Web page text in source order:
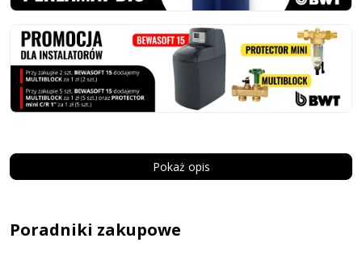
Pokaż opis
Poradniki zakupowe